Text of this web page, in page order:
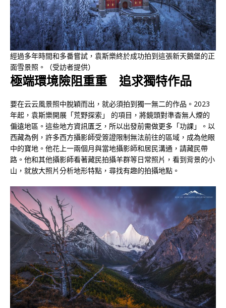
經過多年時間和多番嘗試，袁斯樂終於成功拍到這張新天鵝堡的正
面雪景照。（受訪者提供）
極端環境險阻重重 追求獨特作品
要在云云風景照中脫穎而出，就必須拍到獨一無二的作品。2023
年起，袁斯樂開展「荒野探索」 的項目，將鏡頭對準杳無人煙的
偏遠地區。這些地方資訊匱乏，所以出發前需做更多「功課」。以
西藏為例，許多西方攝影師受簽證限制無法前往的區域，成為他眼
中的寶地。他花上一兩個月與當地攝影師和居民溝通，請藏民帶
路。他和其他攝影師看著藏民拍攝羊群等日常照片，看到背景的小
山，就放大照片分析地形特點，尋找有趣的拍攝地點。